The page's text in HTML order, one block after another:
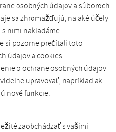
osobných údajov a súboroch
sa zhromažďujú, na aké účely
nimi nakladáme.
si pozorne prečítali toto
údajov a cookies.
o ochrane osobných údajov
upravovať, napríklad ak
nové funkcie.
zaobchádzať s vašimi